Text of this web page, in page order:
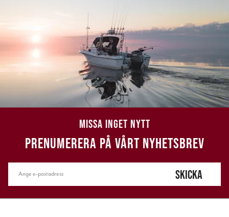
MISSA INGET NYTT
PRENUMERERA PÅ VÅRT NYHETSBREV
SKICKA